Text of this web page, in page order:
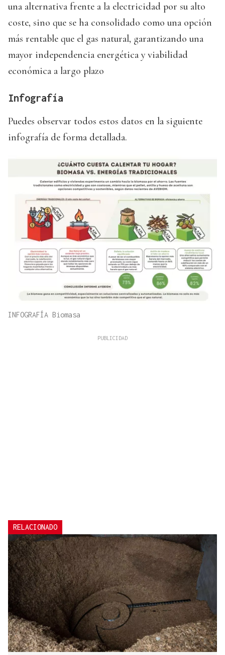
una alternativa frente a la electricidad por su alto
coste, sino que se ha consolidado como una opción
más rentable que el gas natural, garantizando una
mayor independencia energética y viabilidad
económica a largo plazo
Infografía
Puedes observar todos estos datos en la siguiente
infografía de forma detallada.
INFOGRAFÍA Biomasa
RELACIONADO